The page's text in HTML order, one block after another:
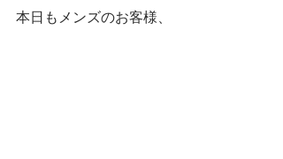
本日もメンズのお客様、